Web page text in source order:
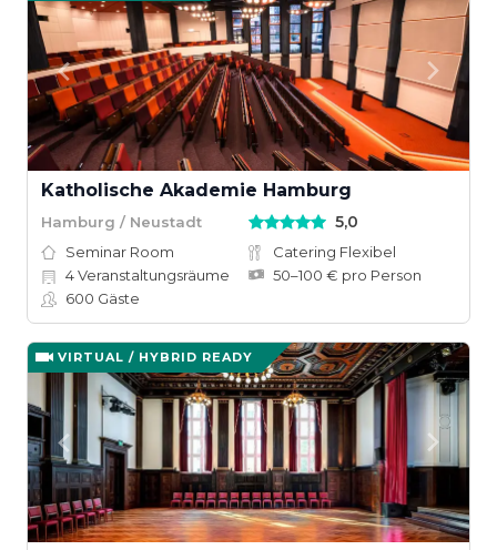
Katholische Akademie Hamburg
Hamburg / Neustadt 5,0
Seminar Room
Catering Flexibel
4Veranstaltungsräume
50–100 € pro Person
600 Gäste
VIRTUAL / HYBRID READY